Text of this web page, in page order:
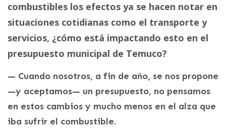
combustibles los efectos ya se hacen notar en
situaciones cotidianas como el transporte y
servicios, ¿cómo está impactando esto en el
presupuesto municipal de Temuco?
— Cuando nosotros, a fin de año, se nos propone
—y aceptamos— un presupuesto, no pensamos
en estos cambios y mucho menos en el alza que
iba sufrir el combustible.